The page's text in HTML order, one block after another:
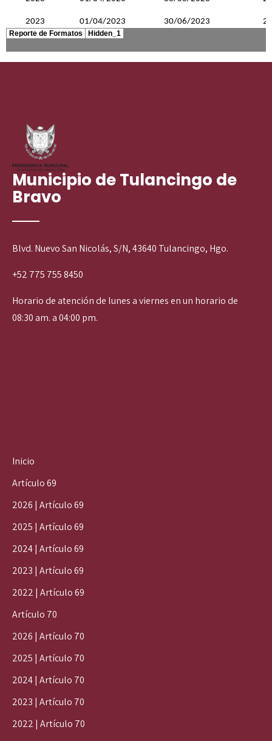
Municipio de Tulancingo de
Bravo
Blvd. Nuevo San Nicolás, S/N, 43640 Tulancingo, Hgo.
+52 775 755 8450
Horario de atención de lunes a viernes en un horario de
08:30 am. a 04:00 pm.
Inicio
Artículo 69
2026 | Artículo 69
2025 | Artículo 69
2024 | Artículo 69
2023 | Artículo 69
2022 | Artículo 69
Artículo 70
2026 | Artículo 70
2025 | Artículo 70
2024 | Artículo 70
2023 | Artículo 70
2022 | Artículo 70